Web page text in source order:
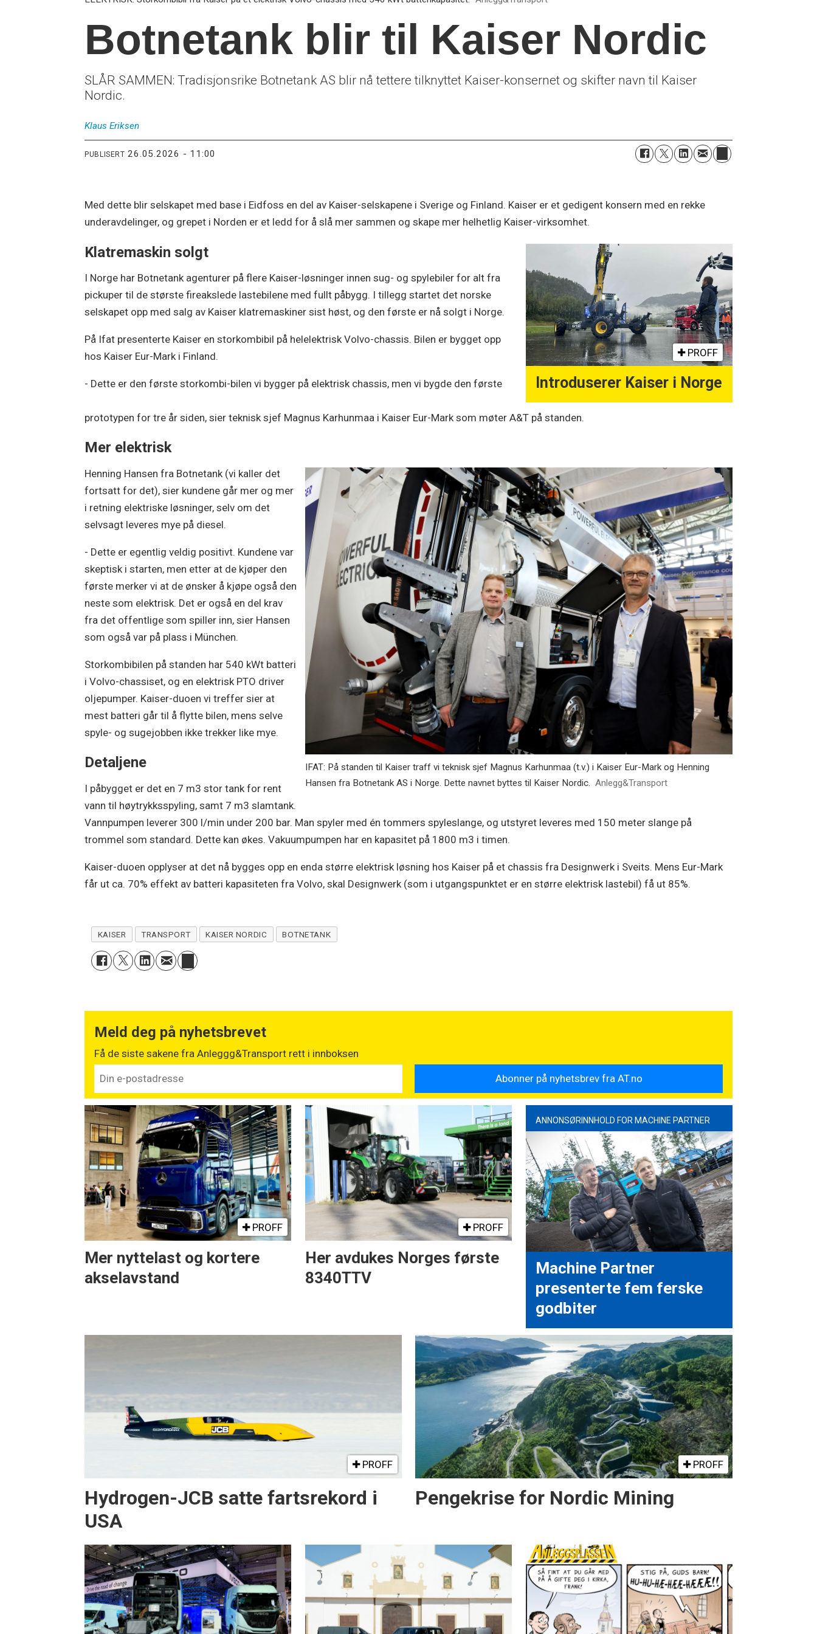
Botnetank blir til Kaiser Nordic
SLÅR SAMMEN: Tradisjonsrike Botnetank AS blir nå tettere tilknyttet Kaiser-konsernet og skifter navn til Kaiser
Nordic.
Klaus Eriksen
PUBLISERT 26.05.2026 - 11:00
Med dette blir selskapet med base i Eidfoss en del av Kaiser-selskapene i Sverige og Finland. Kaiser er et gedigent konsern med en rekke
underavdelinger, og grepet i Norden er et ledd for å slå mer sammen og skape mer helhetlig Kaiser-virksomhet.
PROFF
Introduserer Kaiser i Norge
Klatremaskin solgt
I Norge har Botnetank agenturer på flere Kaiser-løsninger innen sug- og spylebiler for alt fra
pickuper til de største fireakslede lastebilene med fullt påbygg. I tillegg startet det norske
selskapet opp med salg av Kaiser klatremaskiner sist høst, og den første er nå solgt i Norge.
På Ifat presenterte Kaiser en storkombibil på helelektrisk Volvo-chassis. Bilen er bygget opp
hos Kaiser Eur-Mark i Finland.
- Dette er den første storkombi-bilen vi bygger på elektrisk chassis, men vi bygde den første
prototypen for tre år siden, sier teknisk sjef Magnus Karhunmaa i Kaiser Eur-Mark som møter A&T på standen.
Mer elektrisk
IFAT: På standen til Kaiser traff vi teknisk sjef Magnus Karhunmaa (t.v.) i Kaiser Eur-Mark og Henning
Hansen fra Botnetank AS i Norge. Dette navnet byttes til Kaiser Nordic. Anlegg&Transport
Henning Hansen fra Botnetank (vi kaller det
fortsatt for det), sier kundene går mer og mer
i retning elektriske løsninger, selv om det
selvsagt leveres mye på diesel.
- Dette er egentlig veldig positivt. Kundene var
skeptisk i starten, men etter at de kjøper den
første merker vi at de ønsker å kjøpe også den
neste som elektrisk. Det er også en del krav
fra det offentlige som spiller inn, sier Hansen
som også var på plass i München.
Storkombibilen på standen har 540 kWt batteri
i Volvo-chassiset, og en elektrisk PTO driver
oljepumper. Kaiser-duoen vi treffer sier at
mest batteri går til å flytte bilen, mens selve
spyle- og sugejobben ikke trekker like mye.
Detaljene
I påbygget er det en 7 m3 stor tank for rent
vann til høytrykksspyling, samt 7 m3 slamtank.
Vannpumpen leverer 300 l/min under 200 bar. Man spyler med én tommers spyleslange, og utstyret leveres med 150 meter slange på
trommel som standard. Dette kan økes. Vakuumpumpen har en kapasitet på 1800 m3 i timen.
Kaiser-duoen opplyser at det nå bygges opp en enda større elektrisk løsning hos Kaiser på et chassis fra Designwerk i Sveits. Mens Eur-Mark
får ut ca. 70% effekt av batteri kapasiteten fra Volvo, skal Designwerk (som i utgangspunktet er en større elektrisk lastebil) få ut 85%.
KAISER TRANSPORT KAISER NORDIC BOTNETANK
Meld deg på nyhetsbrevet
Få de siste sakene fra Anleggg&Transport rett i innboksen
PROFF
Mer nyttelast og kortere
akselavstand
PROFF
Her avdukes Norges første
8340TTV
ANNONSØRINNHOLD FOR MACHINE PARTNER
Machine Partner
presenterte fem ferske
godbiter
PROFF
Hydrogen-JCB satte fartsrekord i
USA
PROFF
Pengekrise for Nordic Mining